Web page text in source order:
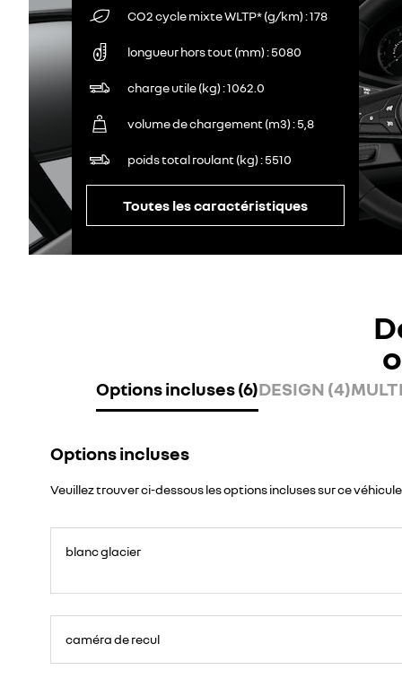
CO2 cycle mixte WLTP* (g/km) 178
longueur hors tout (mm) 5080
charge utile (kg) 1062.0
volume de chargement (m3) 5,8
poids total roulant (kg) 5510
Toutes les caractéristiques
Options incluses (6)DESIGN (4)
Options incluses
Veuillez trouver ci-dessous les options incluses sur ce véhicule
blanc glacier
caméra de recul